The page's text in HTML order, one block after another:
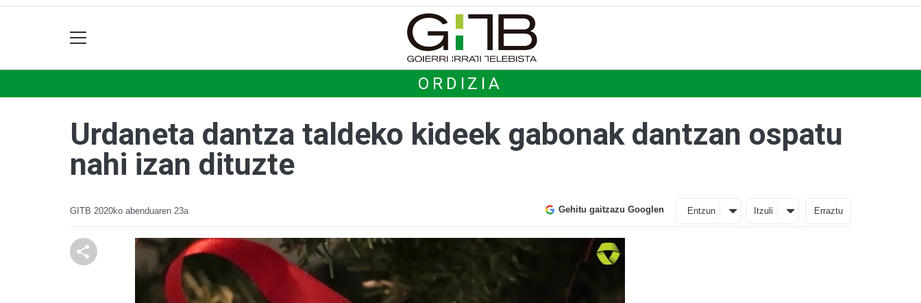
ORDIZIA
Urdaneta dantza taldeko kideek gabonak dantzan ospatu
nahi izan dituzte
GITB 2020ko abenduaren 23a Gehitu gaitzazu Googlen Entzun Itzuli Erraztu